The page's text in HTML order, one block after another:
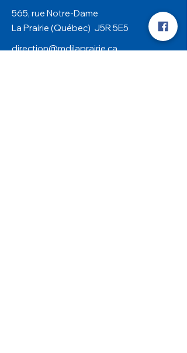
565, rue Notre-Dame
La Prairie (Québec) J5R 5E5
direction@mdjlaprairie.ca